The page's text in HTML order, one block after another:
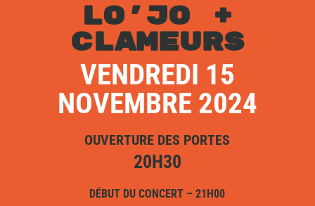
LO’JO +
CLAMEURS
VENDREDI 15
NOVEMBRE 2024
OUVERTURE DES PORTES
20H30
DÉBUT DU CONCERT – 21H00